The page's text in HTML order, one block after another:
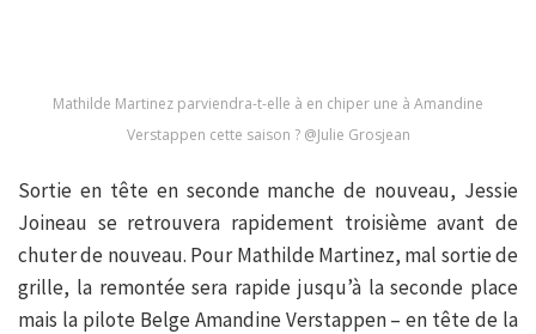
Mathilde Martinez parviendra-t-elle à en chiper une à Amandine
Verstappen cette saison ? @Julie Grosjean
Sortie en tête en seconde manche de nouveau, Jessie
Joineau se retrouvera rapidement troisième avant de
chuter de nouveau. Pour Mathilde Martinez, mal sortie de
grille, la remontée sera rapide jusqu’à la seconde place
mais la pilote Belge Amandine Verstappen – en tête de la